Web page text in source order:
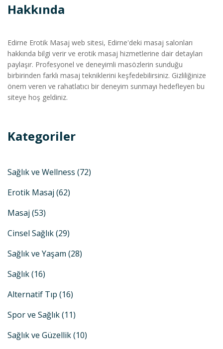
Hakkında
Edirne Erotik Masaj web sitesi, Edirne'deki masaj salonları
hakkında bilgi verir ve erotik masaj hizmetlerine dair detayları
paylaşır. Profesyonel ve deneyimli masözlerin sunduğu
birbirinden farklı masaj tekniklerini keşfedebilirsiniz. Gizliliğinize
önem veren ve rahatlatıcı bir deneyim sunmayı hedefleyen bu
siteye hoş geldiniz.
Kategoriler
Sağlık ve Wellness (72)
Erotik Masaj (62)
Masaj (53)
Cinsel Sağlık(29)
Sağlık ve Yaşam (28)
Sağlık(16)
Alternatif Tıp (16)
Spor ve Sağlık(11)
Sağlık ve Güzellik(10)